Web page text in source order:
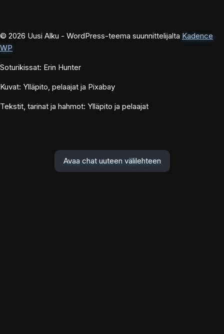
© 2026 Uusi Alku - WordPress-teema suunnittelijalta Kadence
WP
Soturikissat: Erin Hunter
Kuvat: Ylläpito, pelaajat ja Pixabay
Tekstit, tarinat ja hahmot: Ylläpito ja pelaajat
Avaa chat uuteen välilehteen